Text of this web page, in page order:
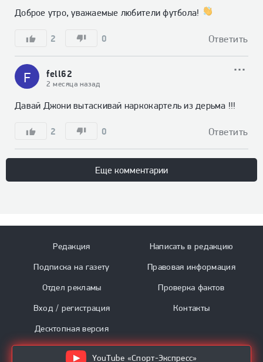
Доброе утро, уважаемые любители футбола!
2 0 Ответить
F fell62
2 месяца назад
Давай Джони вытаскивай наркокартель из дерьма !!!
2 0 Ответить
Еще комментарии
Редакция
Подписка на газету
Отдел рекламы
Вход / регистрация
Десктопная версия
Написать в редакцию
Правовая информация
Проверка фактов
Контакты
YouTube «Спорт-Экспресс»